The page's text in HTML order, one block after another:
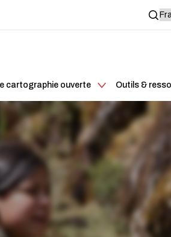
cartographie ouverte Outils &